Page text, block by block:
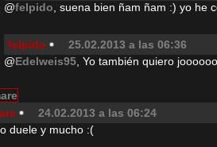
@felpido , suena bien ñam ñam :) yo he
felpido 25.02.2013 a las 06:36
@Edelweis95 , Yo también quiero
24.02.2013 a las 06:24
duele y mucho :(